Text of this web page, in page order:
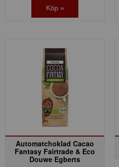
Köp »
Automatchoklad Cacao
Fantasy Fairtrade & Eco
Douwe Egberts